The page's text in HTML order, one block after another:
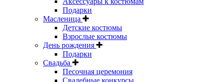
Подарки
Масленица
Детские костюмы
Взрослые костюмы
День рождения
Подарки
Свадьба
Песочная церемония
Свадебные конкурсы